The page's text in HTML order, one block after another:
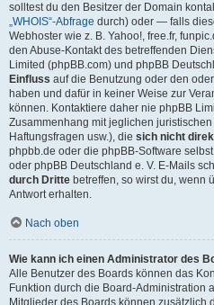
solltest du den Besitzer der Domain
„WHOIS“-Abfrage durch) oder — falls
Webhoster wie z. B. Yahoo!, free.fr,
den Abuse-Kontakt des betreffenden
Limited (phpBB.com) und phpBB
Einfluss auf die Benutzung oder den
haben und dafür in keiner Weise zur
können. Kontaktiere daher nie phpBB
Zusammenhang mit jeglichen
Haftungsfragen usw.), die sich nicht
phpbb.de oder die phpBB-Software
oder phpBB Deutschland e. V. E-Mails
durch Dritte betreffen, so wirst du, wenn
Antwort erhalten.
Nach oben
Wie kann ich einen Administrator des
Alle Benutzer des Boards können das
Funktion durch die Board-Administration
Mitglieder des Boards können zusätzlich